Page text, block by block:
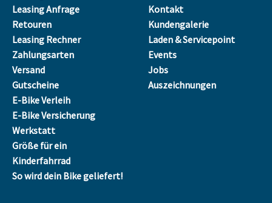
Leasing Anfrage
Retouren
Leasing Rechner
Zahlungsarten
Versand
Gutscheine
E-Bike Verleih
E-Bike Versicherung
Werkstatt
Größe für ein
Kinderfahrrad
So wird dein Bike geliefert!
Kontakt
Kundengalerie
Laden & Servicepoint
Events
Jobs
Auszeichnungen